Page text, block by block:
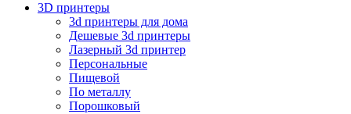
3D принтеры
3d принтеры для дома
Дешевые 3d принтеры
Лазерный 3d принтер
Персональные
Пищевой
По металлу
Порошковый